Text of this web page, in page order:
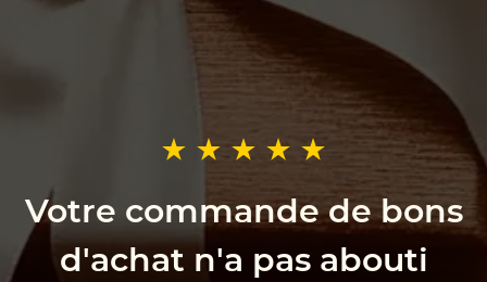
Votre commande de bons
d'achat n'a pas abouti